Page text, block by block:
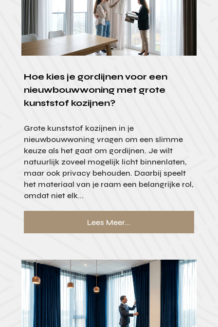
Hoe kies je gordijnen voor een
nieuwbouwwoning met grote
kunststof kozijnen?
Grote kunststof kozijnen in je
nieuwbouwwoning vragen om een slimme
keuze als het gaat om gordijnen. Je wilt
natuurlijk zoveel mogelijk licht binnenlaten,
maar ook privacy behouden. Daarbij speelt
het materiaal van je raam een belangrijke rol,
omdat niet elk...
Lees Meer...